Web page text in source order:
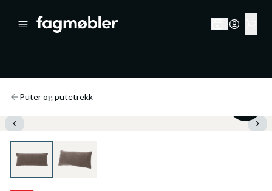
Puter og putetrekk